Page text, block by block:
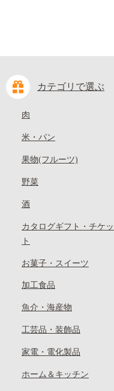
カテゴリで選ぶ
肉
米・パン
果物(フルーツ)
野菜
酒
カタログギフト・チケッ
ト
お菓子・スイーツ
加工食品
魚介・海産物
工芸品・装飾品
家電・電化製品
ホーム＆キッチン